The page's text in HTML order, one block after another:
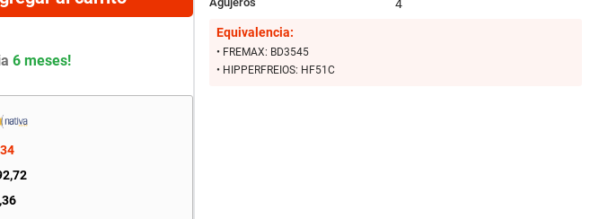
6 meses!
34
,72
36
4
Equivalencia:
• FREMAX: BD3545
• HIPPERFREIOS: HF51C